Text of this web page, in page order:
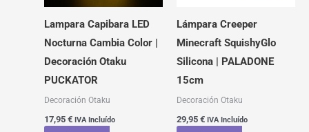
Lampara Capibara LED
Nocturna Cambia Color |
Decoración Otaku
PUCKATOR
Decoración Otaku
17,95 € IVA Incluído
Lámpara Creeper
Minecraft SquishyGlo
Silicona | PALADONE
15cm
Decoración Otaku
29,95 € IVA Incluído